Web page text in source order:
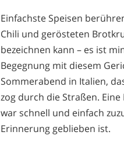
Einfachste Speisen
Chili und gerösteten
bezeichnen kann – es ist
Begegnung mit diesem
Sommerabend in Italien,
zog durch die Straßen.
war schnell und einfach
Erinnerung geblieben ist.